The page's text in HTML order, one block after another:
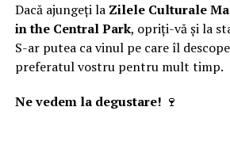
Dacă ajungeți la Zilele Culturale
in the Central Park, opriți-vă și la
S-ar putea ca vinul pe care îl
preferatul vostru pentru mult timp.
Ne vedem la degustare! 🍷